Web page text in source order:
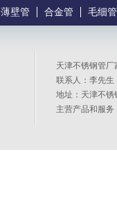
薄壁管 合金管 毛细管
天津不锈钢
联系人：李先
地址：天津不
主营产品和服务